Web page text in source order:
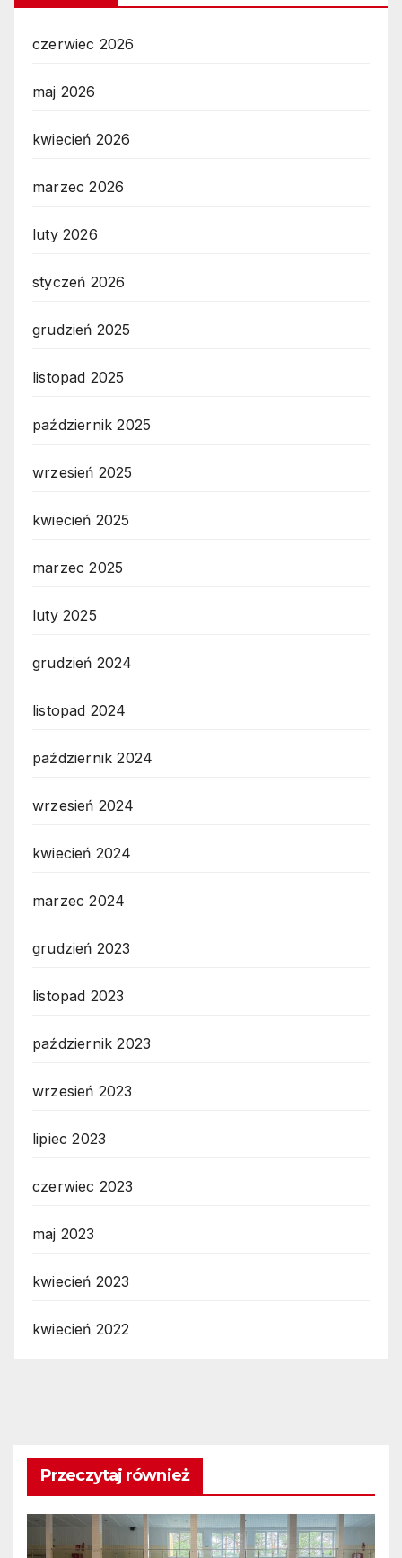
czerwiec 2026
maj 2026
kwiecień 2026
marzec 2026
luty 2026
styczeń 2026
grudzień 2025
listopad 2025
październik 2025
wrzesień 2025
kwiecień 2025
marzec 2025
luty 2025
grudzień 2024
listopad 2024
październik 2024
wrzesień 2024
kwiecień 2024
marzec 2024
grudzień 2023
listopad 2023
październik 2023
wrzesień 2023
lipiec 2023
czerwiec 2023
maj 2023
kwiecień 2023
kwiecień 2022
Przeczytaj również